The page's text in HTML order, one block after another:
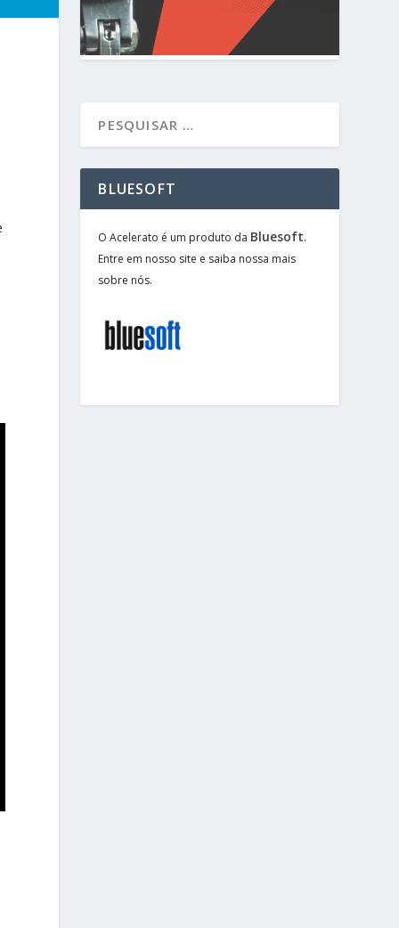
BLUESOFT
O Acelerato é um produto da Bluesoft.
Entre em nosso site e saiba nossa mais
sobre nós.